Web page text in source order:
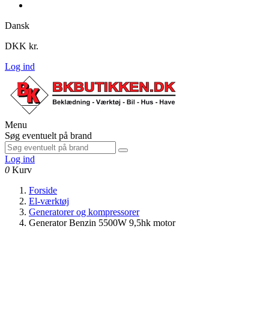
Dansk
DKK kr.
Log ind
Menu
Søg eventuelt på brand
Log ind
0 Kurv
Forside
El-værktøj
Generatorer og kompressorer
Generator Benzin 5500W 9,5hk motor